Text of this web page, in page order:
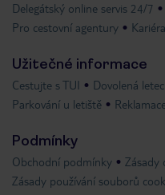
Delegátský online servis 24/7
Pro cestovní agentury
Kariéra
Užitečné informace
Cestujte s TUI Dovolená
Parkování u letiště
Podmínky
Obchodní podmínky
Zásady
Zásady používání souborů